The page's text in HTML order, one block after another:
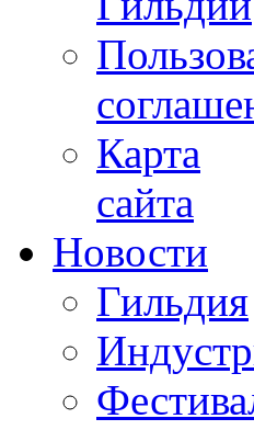
Карта
сайта
Новости
Гильдия